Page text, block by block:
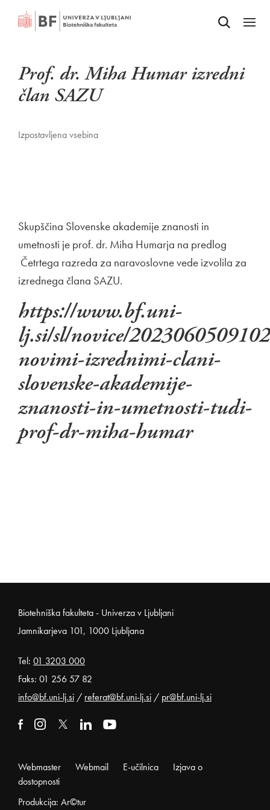
Odpri iskalnik
Odpri
Prof. dr. Miha Humar izredni
član SAZU
Izpostavljena vsebina
Skupščina Slovenske akademije znanosti in
umetnosti je prof. dr. Miha Humarja na predlog
Četrtega razreda za naravoslovne vede izvolila za
izrednega člana SAZU.
https://www.bf.uni-
lj.si/sl/novice/
novimi-izrednimi-clani-
slovenske-akademije-
znanosti-in-umetnosti-tudi-
prof-dr-miha-humar
Noga strani
Biotehniška fakulteta - Univerza v Ljubljani
Jamnikarjeva 101, 1000 Ljubljana
Tel: 01 3203 000
Faks: 01 256 57 82
info@bf.uni-lj.si / referat@bf.uni-lj.si / pr@bf.uni-lj.si
Webmaster Webmail E-učilnica
Izjava o
dostopnosti
Produkcija: Ar©tur